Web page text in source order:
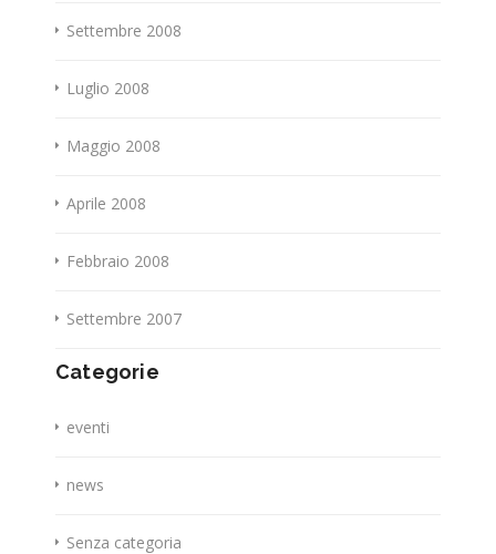
Settembre 2008
Luglio 2008
Maggio 2008
Aprile 2008
Febbraio 2008
Settembre 2007
Categorie
eventi
news
Senza categoria